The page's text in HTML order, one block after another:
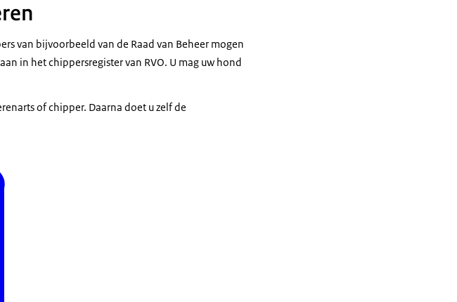
van bijvoorbeeld van de Raad van Beheer mogen
in het chippersregister van RVO. U mag uw hond
of chipper. Daarna doet u zelf de